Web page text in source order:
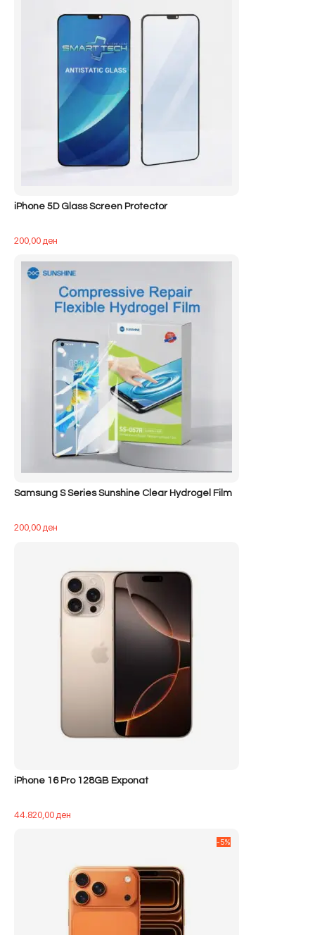
iPhone 5D Glass Screen Protector
200,00ден
Samsung S Series Sunshine Clear Hydrogel Film
200,00ден
iPhone 16 Pro 128GB Exponat
44.820,00ден
-5%